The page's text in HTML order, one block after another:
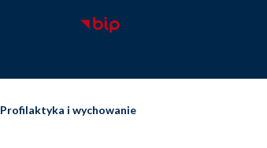
Profilaktyka i wychowanie